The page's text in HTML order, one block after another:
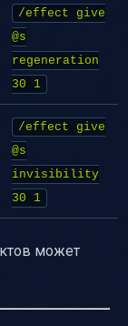
/effect give
@s
regeneration
30 1
/effect give
@s
invisibility
30 1
может